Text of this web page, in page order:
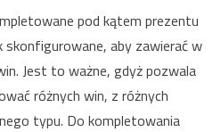
pod kątem prezentu
aby zawierać w
Jest to ważne, gdyż pozwala
różnych win, z różnych
typu. Do kompletowania